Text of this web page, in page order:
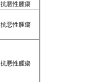
抗悪性腫瘍
抗悪性腫瘍
抗悪性腫瘍